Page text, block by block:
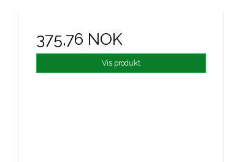
375,76 NOK
Vis produkt